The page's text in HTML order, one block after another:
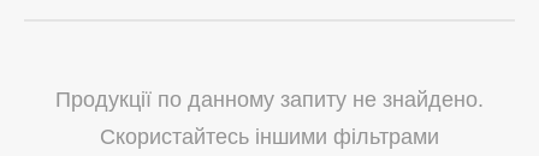
Продукції по данному запиту не знайдено.
Скористайтесь іншими фільтрами